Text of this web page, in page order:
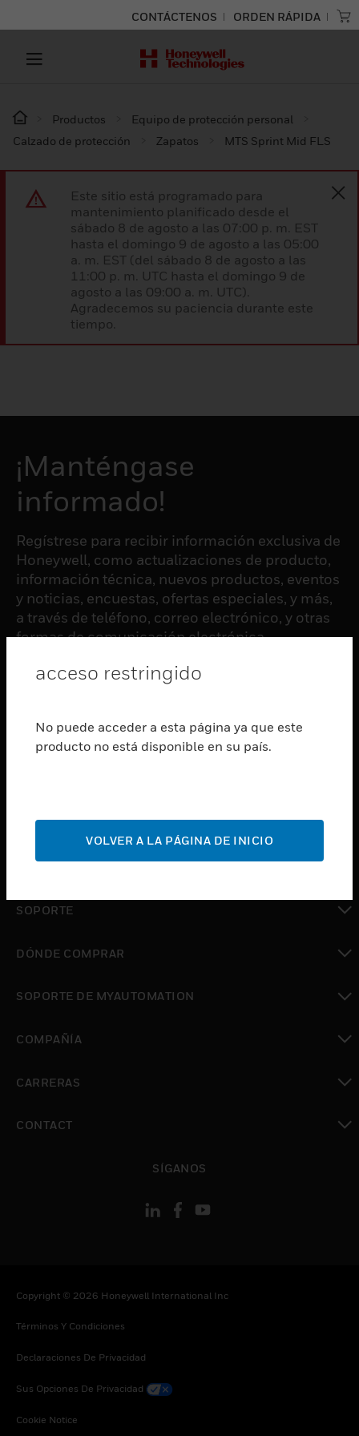
CONTÁCTENOS ORDEN RÁPIDA
Productos
Equipo de protección personal
Calzado de protección
Zapatos MTS Sprint Mid FLS
Este sitio está programado para
mantenimiento planificado desde el
sábado 8 de agosto a las 07:00 p. m. EST
hasta el domingo 9 de agosto a las 05:00
a. m. EST (del sábado 8 de agosto a las
11:00 p. m. UTC hasta el domingo 9 de
agosto a las 09:00 a. m. UTC).
Agradecemos su paciencia durante este
tiempo.
¡Manténgase
informado!
Regístrese para recibir información exclusiva de
Honeywell, como actualizaciones de producto,
información técnica, nuevos productos, eventos
y noticias, encuestas, ofertas especiales, y más,
a través de teléfono, correo electrónico, y otras
formas de comunicación electrónica.
SUSCRIBIRSE
PRODUCTOS
SERVICIOS
Cambiar vista
SOPORTE
DÓNDE COMPRAR
SOPORTE DE MYAUTOMATION
COMPAÑÍA
CARRERAS
CONTACT
SÍGANOS
Copyright © 2026 Honeywell International Inc
Términos Y Condiciones
Declaraciones De Privacidad
Sus Opciones De Privacidad
Cookie Notice
acceso restringido
No puede acceder a esta página ya que este
producto no está disponible en su país.
VOLVER A LA PÁGINA DE INICIO